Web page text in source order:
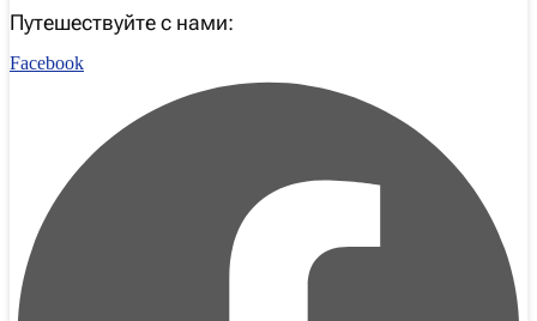
Путешествуйте с нами:
Facebook